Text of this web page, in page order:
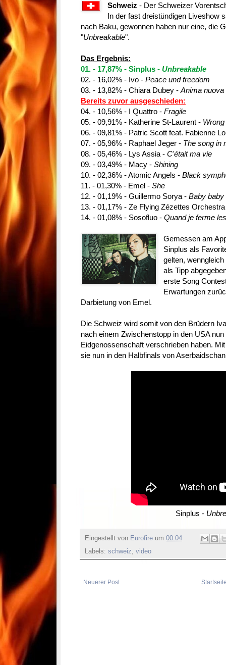
Schweiz - Der Schweizer
In der fast dreistündigen Liveshow
nach Baku, gewonnen haben nur eine, die
"Unbreakable".
Das Ergebnis:
01. - 17,87% - Sinplus - Unbreakable
02. - 16,02% - Ivo - Peace und freedom
03. - 13,82% - Chiara Dubey - Anima nuova
Bereits zuvor ausgeschieden:
04. - 10,56% - I Quattro - Fragile
05. - 09,91% - Katherine St-Laurent -
06. - 09,81% - Patric Scott feat. Fabienne
07. - 05,96% - Raphael Jeger - The song in
08. - 05,46% - Lys Assia - C'était ma vie
09. - 03,49% - Macy - Shining
10. - 02,36% - Atomic Angels - Black
11. - 01,30% - Emel - She
12. - 01,19% - Guillermo Sorya - Baby
13. - 01,17% - Ze Flying Zézettes
14. - 01,08% - Sosofluo - Quand je ferme
Gemessen am
Sinplus als
gelten,
als Tipp
erste Song
Erwartungen
Darbietung von Emel.
Die Schweiz wird somit von den Brüdern
nach einem Zwischenstopp in den USA
Eidgenossenschaft verschrieben haben.
sie nun in den Halbfinals von
Sinplus -
Eingestellt von Eurofire um 00:04
Labels: schweiz, video
Neuerer Post